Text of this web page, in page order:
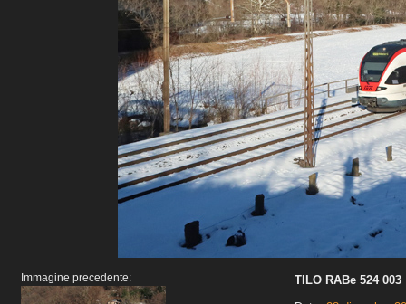
Immagine precedente:
TILO RABe 524 003